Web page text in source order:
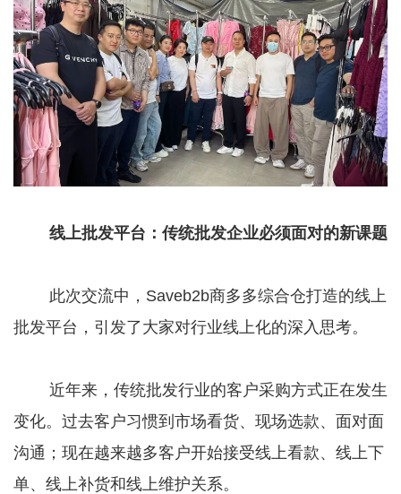
线上批发平台：传统批发企业必须面对的新课题
此次交流中，Saveb2b商多多综合仓打造的线上
批发平台，引发了大家对行业线上化的深入思考。
近年来，传统批发行业的客户采购方式正在发生
变化。过去客户习惯到市场看货、现场选款、面对面
沟通；现在越来越多客户开始接受线上看款、线上下
单、线上补货和线上维护关系。